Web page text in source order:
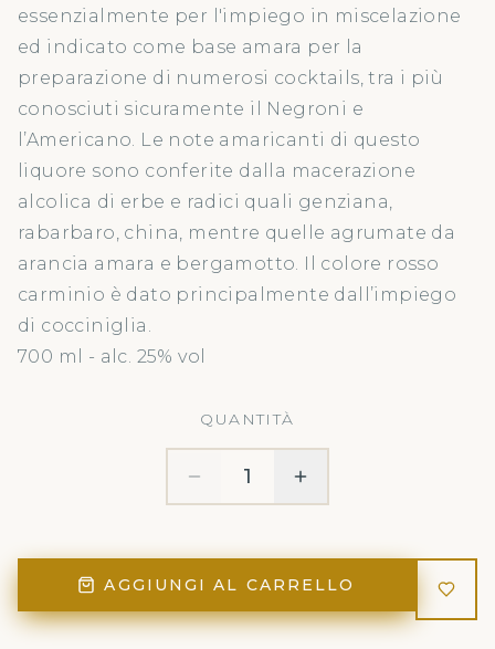
essenzialmente per l'impiego in miscelazione
ed indicato come base amara per la
preparazione di numerosi cocktails, tra i più
conosciuti sicuramente il Negroni e
l’Americano. Le note amaricanti di questo
liquore sono conferite dalla macerazione
alcolica di erbe e radici quali genziana,
rabarbaro, china, mentre quelle agrumate da
arancia amara e bergamotto. Il colore rosso
carminio è dato principalmente dall’impiego
di cocciniglia.
700 ml - alc. 25% vol
QUANTITÀ
1
AGGIUNGI AL CARRELLO